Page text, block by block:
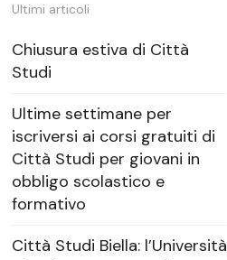
Ultimi articoli
Chiusura estiva di Città
Studi
Ultime settimane per
iscriversi ai corsi gratuiti di
Città Studi per giovani in
obbligo scolastico e
formativo
Città Studi Biella: l’Università